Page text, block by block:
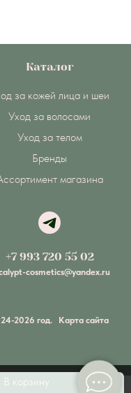
В корзину
Каталог
за кожей лица и шеи
Уход за волосами
Уход за телом
Бренды
магазина
+7 993 720 55 02
cosmetics@yandex.ru
2026 год. Карта сайта